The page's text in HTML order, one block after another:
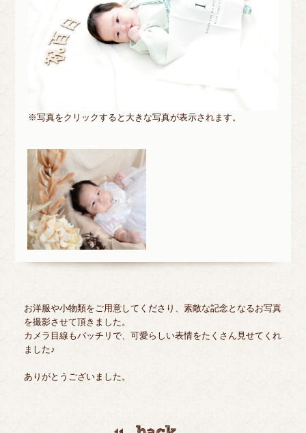
※写真をクリックすると大きな写真が表示されます。
お洋服や小物類をご用意してくださり、素敵な記念となるお写真
を撮影させて頂きました。
カメラ目線もバッチリで、可愛らしい表情をたくさん見せてくれ
ました♪
ありがとうございました。